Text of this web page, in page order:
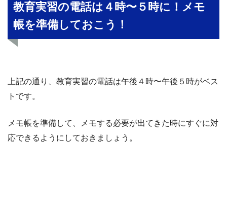
教育実習の電話は４時〜５時に！メモ
帳を準備しておこう！
上記の通り、教育実習の電話は午後４時〜午後５時がベス
トです。
メモ帳を準備して、メモする必要が出てきた時にすぐに対
応できるようにしておきましょう。